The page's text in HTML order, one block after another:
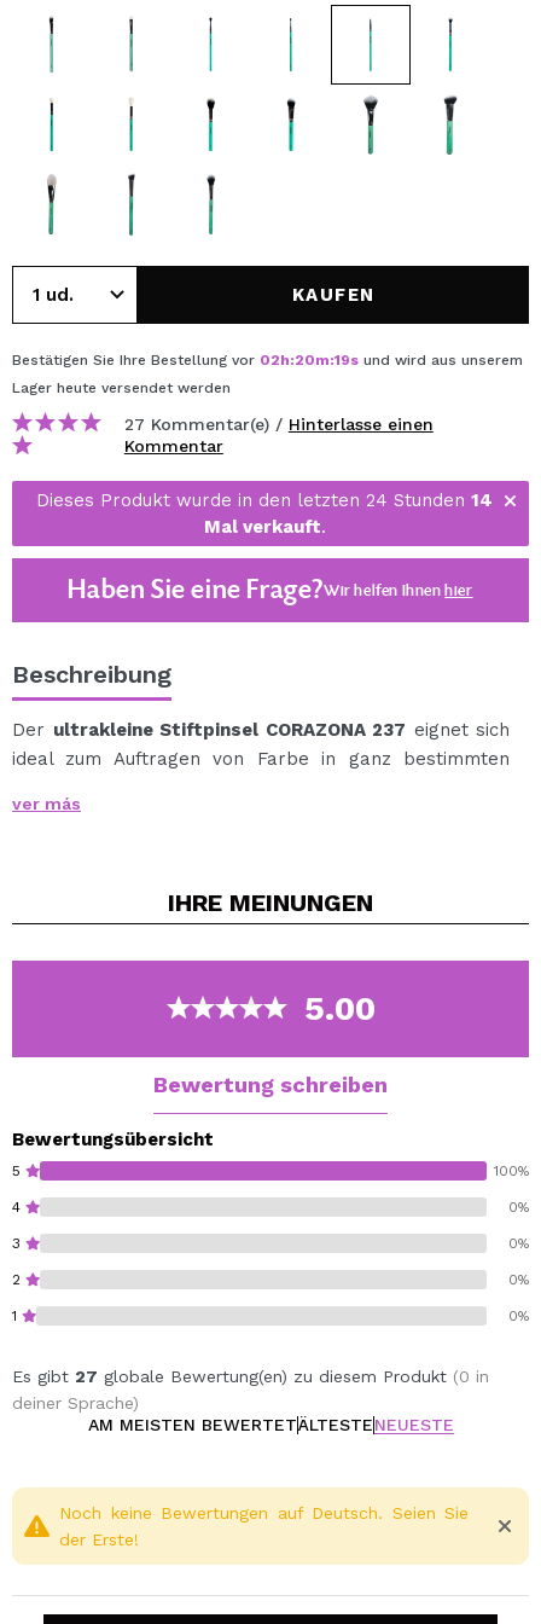
KAUFEN
Bestätigen Sie Ihre Bestellung vor 02h:20m:18s und wird aus unserem
Lager heute versendet werden
27 Kommentar(e) / Hinterlasse einen
Kommentar
Dieses Produkt wurde in den letzten 24 Stunden 14
Mal verkauft.
Haben Sie eine Frage?Wir helfen Ihnenhier
Beschreibung
Der ultrakleine Stiftpinsel CORAZONA 237 eignet sich
ideal zum Auftragen von Farbe in ganz bestimmten
Dank seiner Größe ermöglicht es das Zeichnen sehr
hervorragendes Finish und noch längere Haltbarkeit.
Farbe.
ver más
IHRE MEINUNGEN
5.00
Bewertung schreiben
Bewertungsübersicht
5 100%
4 0%
3 0%
2 0%
1 0%
Es gibt 27 globale Bewertung(en) zu diesem Produkt (0 in
deiner Sprache)
AM MEISTEN BEWERTETÄLTESTENEUESTE
Noch keine Bewertungen auf Deutsch. Seien Sie
der Erste!